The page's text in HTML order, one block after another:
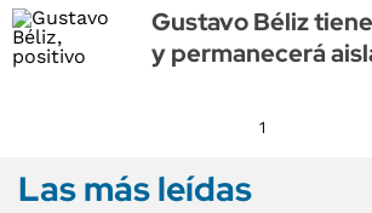
Gustavo Béliz
y permanecerá
1
Las más leídas